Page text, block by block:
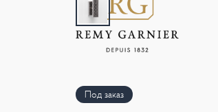
Под заказ